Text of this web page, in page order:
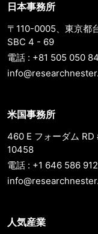
日本事務所
〒110-0005、東京都
SBC 4 - 69
電話 : +81 505 050
米国事務所
460 E フォーダム RD
10458
電話 : +1 646 586
人気産業